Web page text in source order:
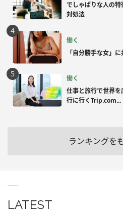
でしゃばりな人の
対処法
働く
「自分勝手な女」
働く
仕事と旅行で世界
行に行くTrip.com...
ランキングを
LATEST